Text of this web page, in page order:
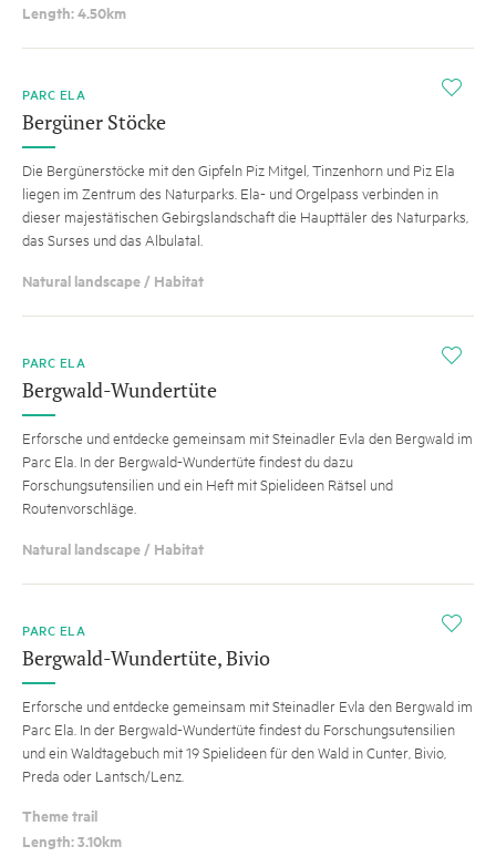
Length: 4.50km
i
PARC ELA
Bergüner Stöcke
Die Bergünerstöcke mit den Gipfeln Piz Mitgel, Tinzenhorn und Piz Ela
liegen im Zentrum des Naturparks. Ela- und Orgelpass verbinden in
dieser majestätischen Gebirgslandschaft die Haupttäler des Naturparks,
das Surses und das Albulatal.
Natural landscape / Habitat
i
PARC ELA
Bergwald-Wundertüte
Erforsche und entdecke gemeinsam mit Steinadler Evla den Bergwald im
Parc Ela. In der Bergwald-Wundertüte findest du dazu
Forschungsutensilien und ein Heft mit Spielideen Rätsel und
Routenvorschläge.
Natural landscape / Habitat
i
PARC ELA
Bergwald-Wundertüte, Bivio
Erforsche und entdecke gemeinsam mit Steinadler Evla den Bergwald im
Parc Ela. In der Bergwald-Wundertüte findest du Forschungsutensilien
und ein Waldtagebuch mit 19 Spielideen für den Wald in Cunter, Bivio,
Preda oder Lantsch/Lenz.
Theme trail
Length: 3.10km